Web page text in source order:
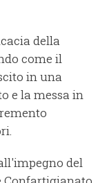
della
come il
in una
e la messa in
del